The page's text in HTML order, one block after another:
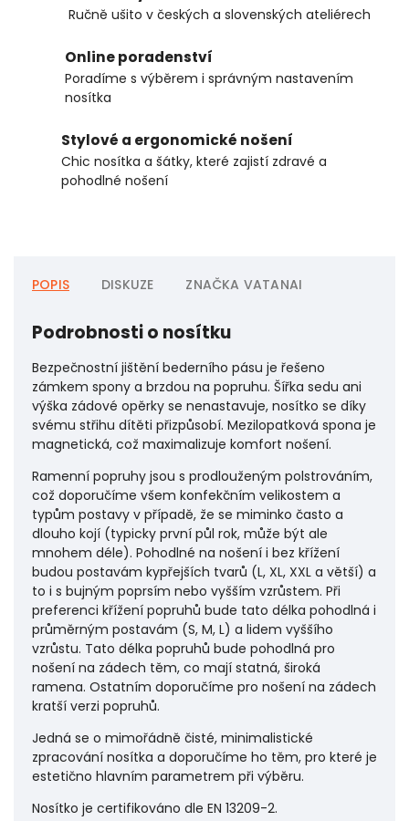
Ručně ušito v českých a slovenských ateliérech
Online poradenství
Poradíme s výběrem i správným nastavením
nosítka
Stylové a ergonomické nošení
Chic nosítka a šátky, které zajistí zdravé a
pohodlné nošení
POPIS DISKUZE ZNAČKA VATANAI
Podrobnosti o nosítku
Bezpečnostní jištění bederního pásu je řešeno
zámkem spony a brzdou na popruhu. Šířka sedu ani
výška zádové opěrky se nenastavuje, nosítko se díky
svému střihu dítěti přizpůsobí. Mezilopatková spona je
magnetická, což maximalizuje komfort nošení.
Ramenní popruhy jsou s prodlouženým polstrováním,
což doporučíme všem konfekčním velikostem a
typům postavy v případě, že se miminko často a
dlouho kojí (typicky první půl rok, může být ale
mnohem déle). Pohodlné na nošení i bez křížení
budou postavám kypřejších tvarů (L, XL, XXL a větší) a
to i s bujným poprsím nebo vyšším vzrůstem. Při
preferenci křížení popruhů bude tato délka pohodlná i
průměrným postavám (S, M, L) a lidem vyššího
vzrůstu. Tato délka popruhů bude pohodlná pro
nošení na zádech těm, co mají statná, široká
ramena. Ostatním doporučíme pro nošení na zádech
kratší verzi popruhů.
Jedná se o mimořádně čisté, minimalistické
zpracování nosítka a doporučíme ho těm, pro které je
estetično hlavním parametrem při výběru.
Nosítko je certifikováno dle EN 13209-2.